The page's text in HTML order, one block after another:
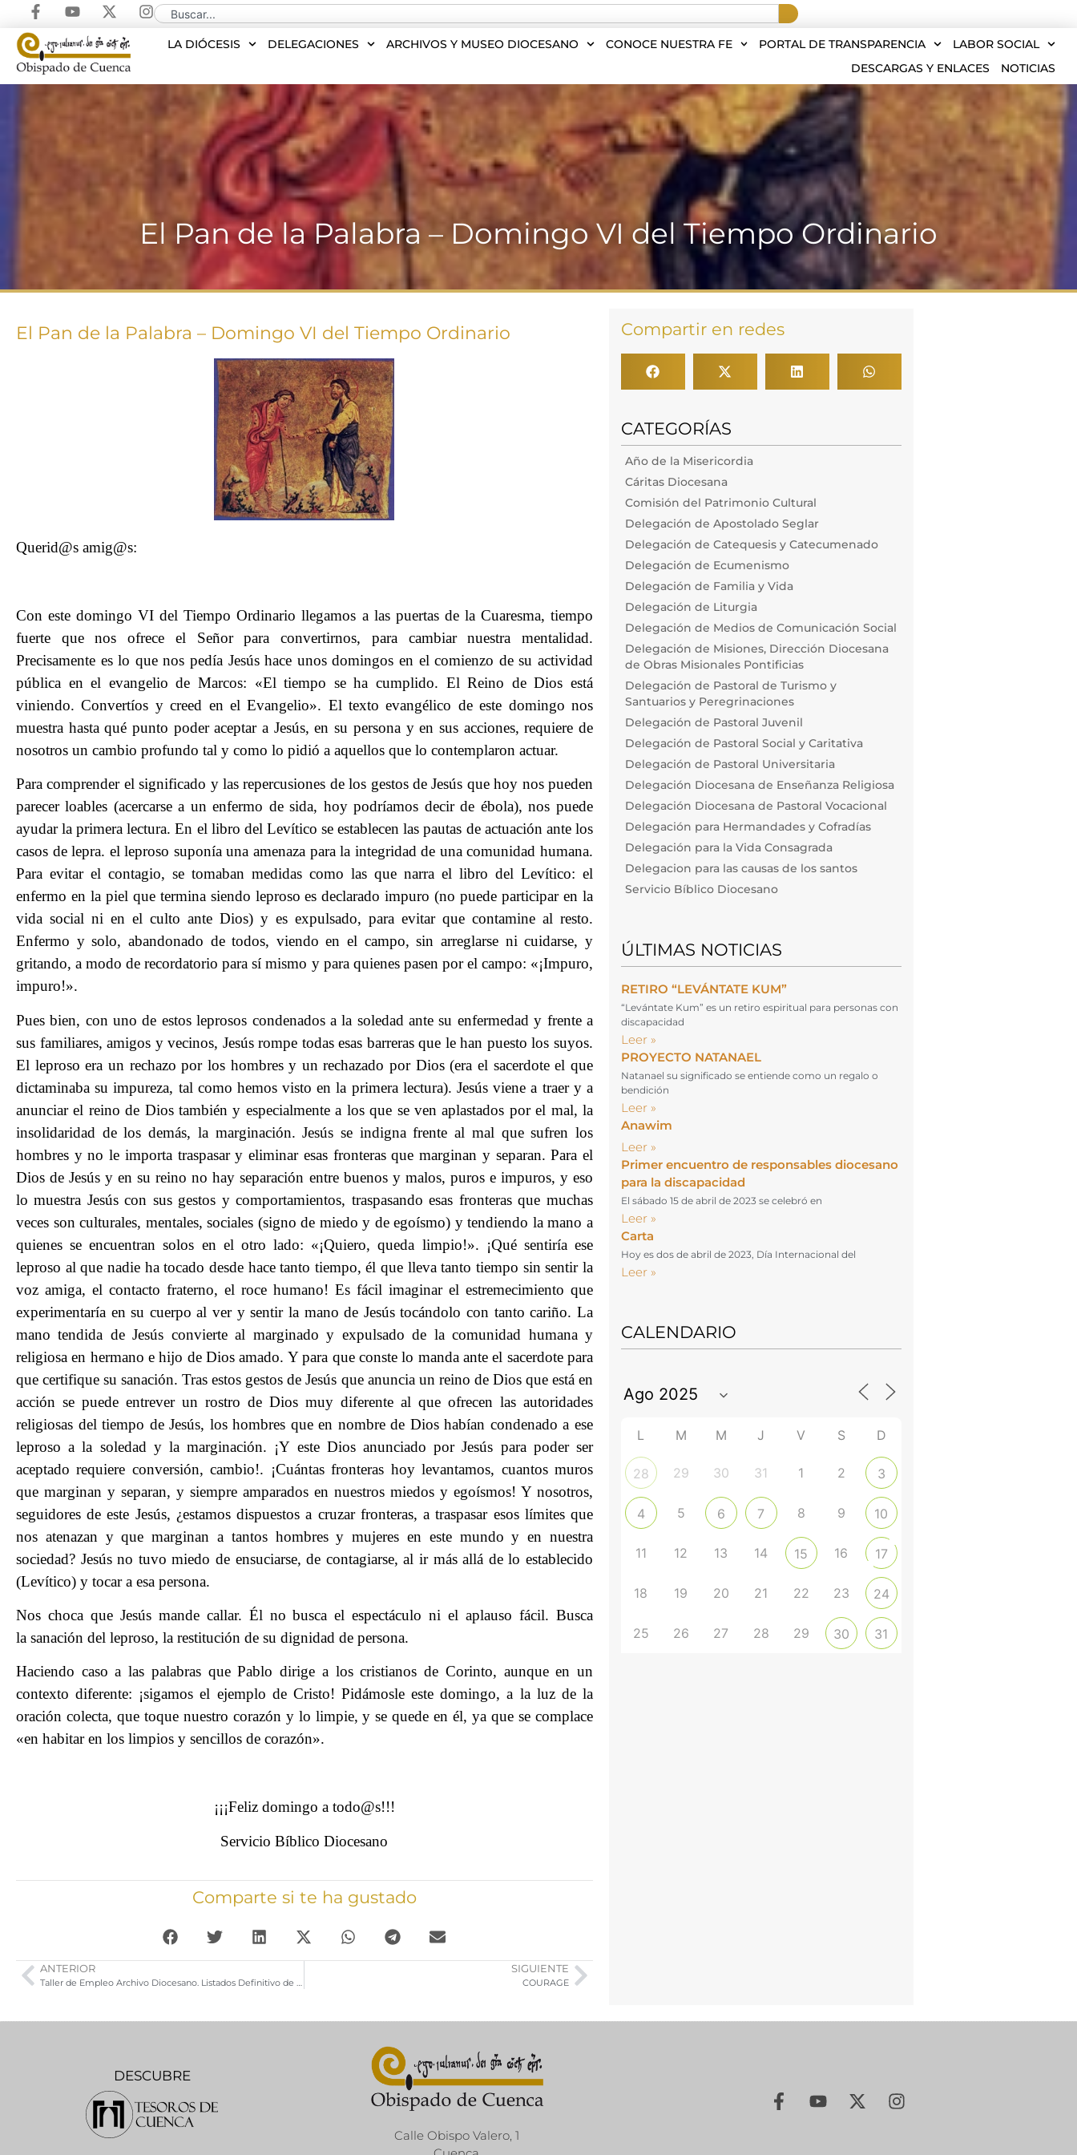
LA DIÓCESIS DELEGACIONES ARCHIVOS Y MUSEO DIOCESANO CONOCE NUESTRA FE PORTAL DE TRANSPARENCIA
LABOR SOCIAL
DESCARGAS Y ENLACES
NOTICIAS
El Pan de la Palabra – Domingo VI del Tiempo Ordinario
El Pan de la Palabra – Domingo VI del Tiempo Ordinario
Querid@s amig@s:
Con este domingo VI del Tiempo Ordinario llegamos a las puertas de la Cuaresma, tiempo
fuerte que nos ofrece el Señor para convertirnos, para cambiar nuestra mentalidad.
Precisamente es lo que nos pedía Jesús hace unos domingos en el comienzo de su actividad
pública en el evangelio de Marcos: «El tiempo se ha cumplido. El Reino de Dios está
viniendo. Convertíos y creed en el Evangelio». El texto evangélico de este domingo nos
muestra hasta qué punto poder aceptar a Jesús, en su persona y en sus acciones, requiere de
nosotros un cambio profundo tal y como lo pidió a aquellos que lo contemplaron actuar.
Para comprender el significado y las repercusiones de los gestos de Jesús que hoy nos pueden
parecer loables (acercarse a un enfermo de sida, hoy podríamos decir de ébola), nos puede
ayudar la primera lectura. En el libro del Levítico se establecen las pautas de actuación ante los
casos de lepra. el leproso suponía una amenaza para la integridad de una comunidad humana.
Para evitar el contagio, se tomaban medidas como las que narra el libro del Levítico: el
enfermo en la piel que termina siendo leproso es declarado impuro (no puede participar en la
vida social ni en el culto ante Dios) y es expulsado, para evitar que contamine al resto.
Enfermo y solo, abandonado de todos, viendo en el campo, sin arreglarse ni cuidarse, y
gritando, a modo de recordatorio para sí mismo y para quienes pasen por el campo: «¡Impuro,
impuro!».
Pues bien, con uno de estos leprosos condenados a la soledad ante su enfermedad y frente a
sus familiares, amigos y vecinos, Jesús rompe todas esas barreras que le han puesto los suyos.
El leproso era un rechazo por los hombres y un rechazado por Dios (era el sacerdote el que
dictaminaba su impureza, tal como hemos visto en la primera lectura). Jesús viene a traer y a
anunciar el reino de Dios también y especialmente a los que se ven aplastados por el mal, la
insolidaridad de los demás, la marginación. Jesús se indigna frente al mal que sufren los
hombres y no le importa traspasar y eliminar esas fronteras que marginan y separan. Para el
Dios de Jesús y en su reino no hay separación entre buenos y malos, puros e impuros, y eso
lo muestra Jesús con sus gestos y comportamientos, traspasando esas fronteras que muchas
veces son culturales, mentales, sociales (signo de miedo y de egoísmo) y tendiendo la mano a
quienes se encuentran solos en el otro lado: «¡Quiero, queda limpio!». ¡Qué sentiría ese
leproso al que nadie ha tocado desde hace tanto tiempo, él que lleva tanto tiempo sin sentir la
voz amiga, el contacto fraterno, el roce humano! Es fácil imaginar el estremecimiento que
experimentaría en su cuerpo al ver y sentir la mano de Jesús tocándolo con tanto cariño. La
mano tendida de Jesús convierte al marginado y expulsado de la comunidad humana y
religiosa en hermano e hijo de Dios amado. Y para que conste lo manda ante el sacerdote para
que certifique su sanación. Tras estos gestos de Jesús que anuncia un reino de Dios que está en
acción se puede entrever un rostro de Dios muy diferente al que ofrecen las autoridades
religiosas del tiempo de Jesús, los hombres que en nombre de Dios habían condenado a ese
leproso a la soledad y la marginación. ¡Y este Dios anunciado por Jesús para poder ser
aceptado requiere conversión, cambio!. ¡Cuántas fronteras hoy levantamos, cuantos muros
que marginan y separan, y siempre amparados en nuestros miedos y egoísmos! Y nosotros,
seguidores de este Jesús, ¿estamos dispuestos a cruzar fronteras, a traspasar esos límites que
nos atenazan y que marginan a tantos hombres y mujeres en este mundo y en nuestra
sociedad? Jesús no tuvo miedo de ensuciarse, de contagiarse, al ir más allá de lo establecido
(Levítico) y tocar a esa persona.
Nos choca que Jesús mande callar. Él no busca el espectáculo ni el aplauso fácil. Busca
la sanación del leproso, la restitución de su dignidad de persona.
Haciendo caso a las palabras que Pablo dirige a los cristianos de Corinto, aunque en un
contexto diferente: ¡sigamos el ejemplo de Cristo! Pidámosle este domingo, a la luz de la
oración colecta, que toque nuestro corazón y lo limpie, y se quede en él, ya que se complace
«en habitar en los limpios y sencillos de corazón».
¡¡¡Feliz domingo a todo@s!!!
Servicio Bíblico Diocesano
Comparte si te ha gustado
ANTERIOR
Taller de Empleo Archivo Diocesano. Listados Definitivo de Admitidos Excluidos
SIGUIENTE
COURAGE
Compartir en redes
CATEGORÍAS
Año de la Misericordia
Cáritas Diocesana
Comisión del Patrimonio Cultural
Delegación de Apostolado Seglar
Delegación de Catequesis y Catecumenado
Delegación de Ecumenismo
Delegación de Familia y Vida
Delegación de Liturgia
Delegación de Medios de Comunicación Social
Delegación de Misiones, Dirección Diocesana
de Obras Misionales Pontificias
Delegación de Pastoral de Turismo y
Santuarios y Peregrinaciones
Delegación de Pastoral Juvenil
Delegación de Pastoral Social y Caritativa
Delegación de Pastoral Universitaria
Delegación Diocesana de Enseñanza Religiosa
Delegación Diocesana de Pastoral Vocacional
Delegación para Hermandades y Cofradías
Delegación para la Vida Consagrada
Delegacion para las causas de los santos
Servicio Bíblico Diocesano
ÚLTIMAS NOTICIAS
RETIRO “LEVÁNTATE KUM”
“Levántate Kum” es un retiro espiritual para personas con
discapacidad
Leer »
PROYECTO NATANAEL
Natanael su significado se entiende como un regalo o
bendición
Leer »
Anawim
Leer »
Primer encuentro de responsables diocesano
para la discapacidad
El sábado 15 de abril de 2023 se celebró en
Leer »
Carta
Hoy es dos de abril de 2023, Día Internacional del
Leer »
CALENDARIO
L M M J V S D
28 29 30 31 1 2 3
4 5 6 7 8 9 10
11 12 13 14 15 16 17
18 19 20 21 22 23 24
25 26 27 28 29 30 31
DESCUBRE
Calle Obispo Valero, 1